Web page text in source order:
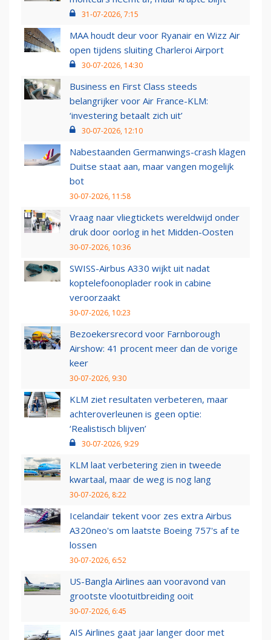
31-07-2026, 7:15
MAA houdt deur voor Ryanair en Wizz Air
open tijdens sluiting Charleroi Airport
30-07-2026, 14:30
Business en First Class steeds
belangrijker voor Air France-KLM:
‘investering betaalt zich uit’
30-07-2026, 12:10
Nabestaanden Germanwings-crash klagen
Duitse staat aan, maar vangen mogelijk
bot
30-07-2026, 11:58
Vraag naar vliegtickets wereldwijd onder
druk door oorlog in het Midden-Oosten
30-07-2026, 10:36
SWISS-Airbus A330 wijkt uit nadat
koptelefoonoplader rook in cabine
veroorzaakt
30-07-2026, 10:23
Bezoekersrecord voor Farnborough
Airshow: 41 procent meer dan de vorige
keer
30-07-2026, 9:30
KLM ziet resultaten verbeteren, maar
achteroverleunen is geen optie:
‘Realistisch blijven’
30-07-2026, 9:29
KLM laat verbetering zien in tweede
kwartaal, maar de weg is nog lang
30-07-2026, 8:22
Icelandair tekent voor zes extra Airbus
A320neo's om laatste Boeing 757's af te
lossen
30-07-2026, 6:52
US-Bangla Airlines aan vooravond van
grootste vlootuitbreiding ooit
30-07-2026, 6:45
AIS Airlines gaat jaar langer door met